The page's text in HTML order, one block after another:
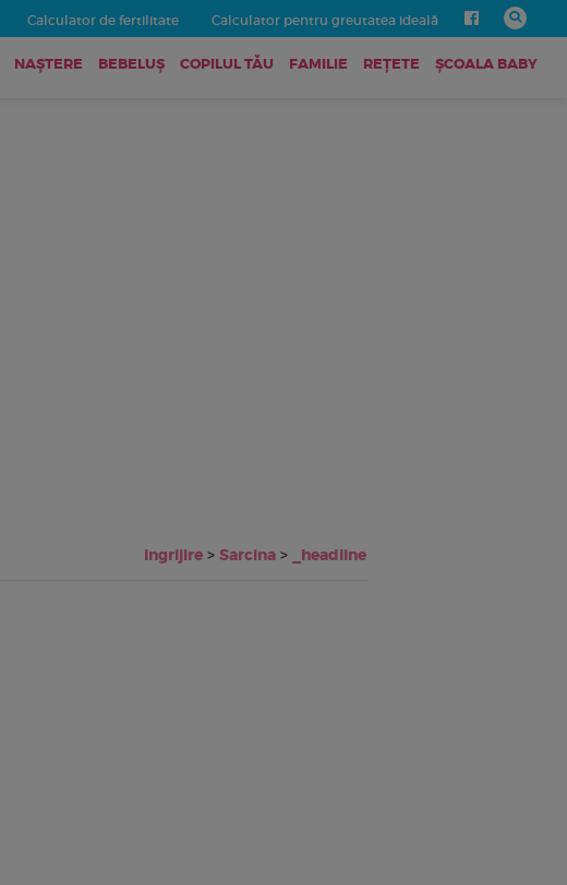
Calculator de fertilitate Calculator pentru greutatea ideală
NAȘTERE BEBELUŞ COPILUL TĂU FAMILIE REȚETE ȘCOALA BABY
Ingrijire > Sarcina > _headline